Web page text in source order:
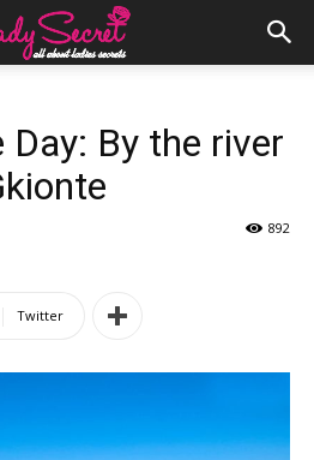
By the river
892
Twitter